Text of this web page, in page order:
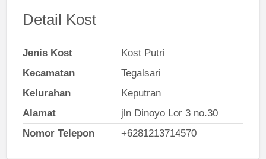
Detail Kost
Jenis Kost
Kost Putri
Kecamatan
Tegalsari
Kelurahan
Keputran
Alamat
jln Dinoyo Lor 3 no.30
Nomor Telepon
+6281213714570